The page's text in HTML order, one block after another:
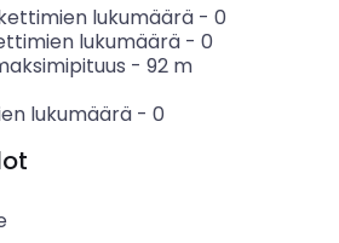
lukumäärä- 0
lukumäärä- 0
- 92 m
lukumäärä- 0